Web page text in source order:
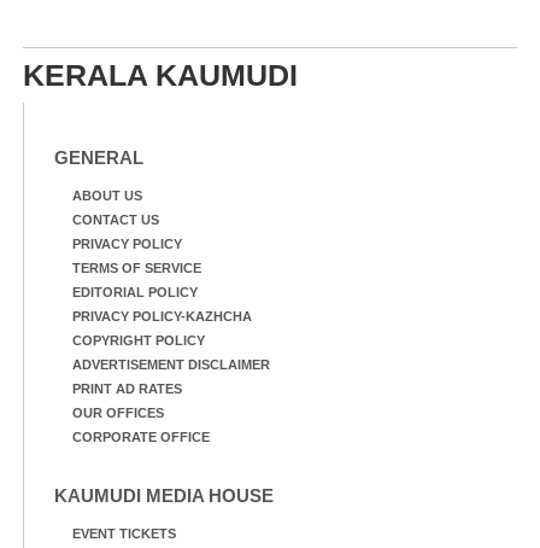
KERALA KAUMUDI
GENERAL
ABOUT US
CONTACT US
PRIVACY POLICY
TERMS OF SERVICE
EDITORIAL POLICY
PRIVACY POLICY-KAZHCHA
COPYRIGHT POLICY
ADVERTISEMENT DISCLAIMER
PRINT AD RATES
OUR OFFICES
CORPORATE OFFICE
KAUMUDI MEDIA HOUSE
EVENT TICKETS